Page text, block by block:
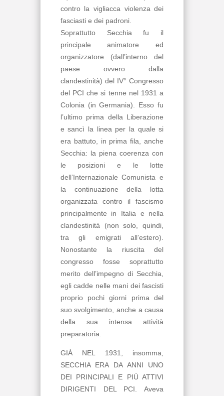
contro la vigliacca violenza dei
fasciasti e dei padroni.
Soprattutto Secchia fu il
principale animatore ed
organizzatore (dall’interno del
paese ovvero dalla
clandestinità) del IV° Congresso
del PCI che si tenne nel 1931 a
Colonia (in Germania). Esso fu
l’ultimo prima della Liberazione
e sancì la linea per la quale si
era battuto, in prima fila, anche
Secchia: la piena coerenza con
le posizioni e le lotte
dell’Internazionale Comunista e
la continuazione della lotta
organizzata contro il fascismo
principalmente in Italia e nella
clandestinità (non solo, quindi,
tra gli emigrati all’estero).
Nonostante la riuscita del
congresso fosse soprattutto
merito dell’impegno di Secchia,
egli cadde nelle mani dei fascisti
proprio pochi giorni prima del
suo svolgimento, anche a causa
della sua intensa attività
preparatoria.
GIÀ NEL 1931, insomma,
SECCHIA ERA DA ANNI UNO
DEI PRINCIPALI E PIÙ ATTIVI
DIRIGENTI DEL PCI. Aveva